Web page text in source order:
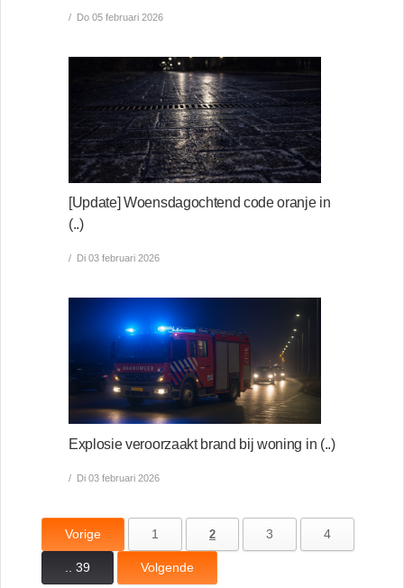
Do 05 februari 2026
[Update] Woensdagochtend code oranje in
(..)
Di 03 februari 2026
Explosie veroorzaakt brand bij woning in (..)
Di 03 februari 2026
Vorige 1 2 3 4
.. 39 Volgende